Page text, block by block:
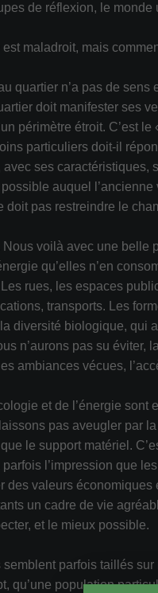
de réflexion, le
est maladroit, mais
quartier n’a pas de
doit manifester ses
périmètre étroit. C’est
particuliers doit-il
avec ses
auquel
doit pas restreindre le
voilà avec une belle
qu’elles n’en
rues, les espaces
transports. Les
diversité biologique, qui
n’aurons pas su éviter,
ambiances vécues,
et de l’énergie
pas aveugler par
que le support matériel.
l’impression que
des valeurs
un cadre de vie
et le mieux possible.
parfois taillés
qu’une population